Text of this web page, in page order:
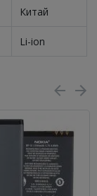
Китай
Li-ion